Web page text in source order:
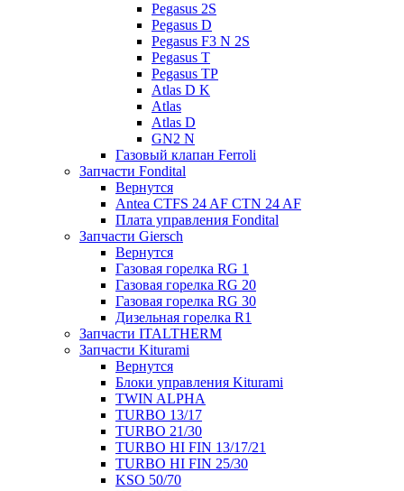
Pegasus 2S
Pegasus D
Pegasus F3 N 2S
Pegasus T
Pegasus TP
Atlas D K
Atlas
Atlas D
GN2 N
Газовый клапан Ferroli
Запчасти Fondital
Вернутся
Antea CTFS 24 AF CTN 24 AF
Плата управления Fondital
Запчасти Giersch
Вернутся
Газовая горелка RG 1
Газовая горелка RG 20
Газовая горелка RG 30
Дизельная горелка R1
Запчасти ITALTHERM
Запчасти Kiturami
Вернутся
Блоки управления Kiturami
TWIN ALPHA
TURBO 13/17
TURBO 21/30
TURBO HI FIN 13/17/21
TURBO HI FIN 25/30
KSO 50/70